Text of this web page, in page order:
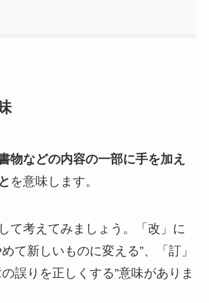
物などの内容の一部に手を加え
を意味します。
て考えてみましょう。「改」に
て新しいものに変える”、「訂」
誤りを正しくする”意味がありま